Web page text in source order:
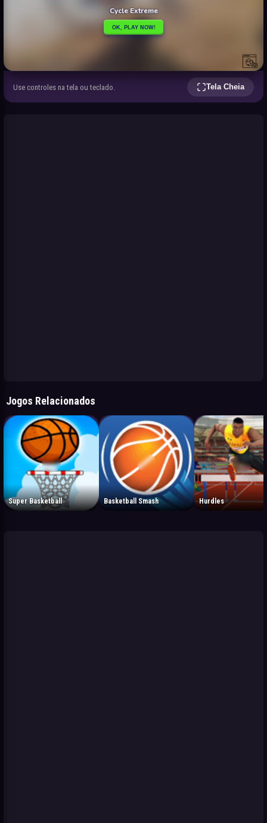
Use controles na tela ou teclado. Tela Cheia
Jogos Relacionados
Super Basketball Basketball Smash Hurdles